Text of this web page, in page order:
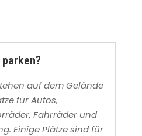
auf dem Gelände
für Autos,
Fahrräder und
Einige Plätze sind für